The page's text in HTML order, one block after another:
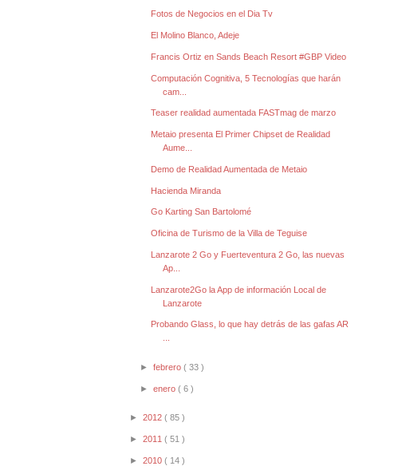
Fotos de Negocios en el Dia Tv
El Molino Blanco, Adeje
Francis Ortiz en Sands Beach Resort #GBP Video
Computación Cognitiva, 5 Tecnologías que harán
cam...
Teaser realidad aumentada FASTmag de marzo
Metaio presenta El Primer Chipset de Realidad
Aume...
Demo de Realidad Aumentada de Metaio
Hacienda Miranda
Go Karting San Bartolomé
Oficina de Turismo de la Villa de Teguise
Lanzarote 2 Go y Fuerteventura 2 Go, las nuevas
Ap...
Lanzarote2Go la App de información Local de
Lanzarote
Probando Glass, lo que hay detrás de las gafas AR
►febrero( 33 )
►enero( 6 )
► 2012 ( 85 )
► 2011 ( 51 )
► 2010 ( 14 )